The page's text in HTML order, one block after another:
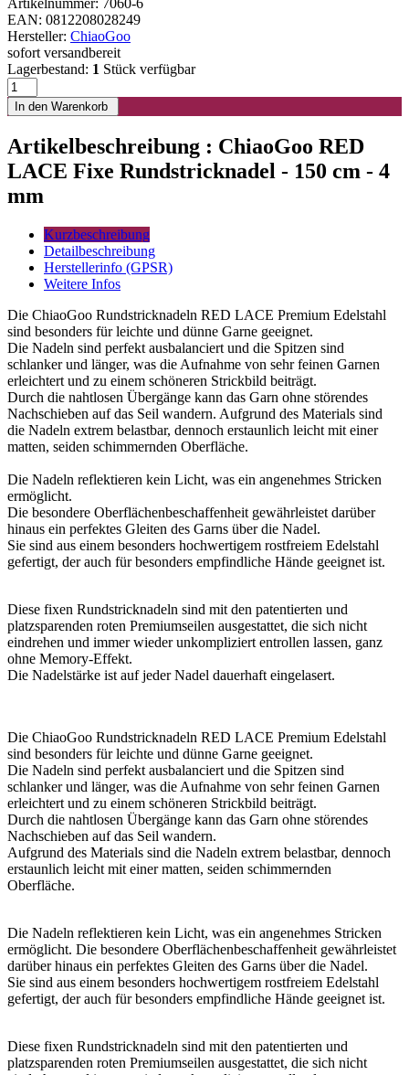
EAN: 0812208028249
Hersteller: ChiaoGoo
sofort versandbereit
Lagerbestand: 1 Stück verfügbar
Artikelbeschreibung : ChiaoGoo RED
LACE Fixe Rundstricknadel - 150 cm - 4
mm
Kurzbeschreibung
Detailbeschreibung
Herstellerinfo (GPSR)
Weitere Infos
Die ChiaoGoo Rundstricknadeln RED LACE Premium Edelstahl
sind besonders für leichte und dünne Garne geeignet.
Die Nadeln sind perfekt ausbalanciert und die Spitzen sind
schlanker und länger, was die Aufnahme von sehr feinen Garnen
erleichtert und zu einem schöneren Strickbild beiträgt.
Durch die nahtlosen Übergänge kann das Garn ohne störendes
Nachschieben auf das Seil wandern. Aufgrund des Materials sind
die Nadeln extrem belastbar, dennoch erstaunlich leicht mit einer
matten, seiden schimmernden Oberfläche.
Die Nadeln reflektieren kein Licht, was ein angenehmes Stricken
ermöglicht.
Die besondere Oberflächenbeschaffenheit gewährleistet darüber
hinaus ein perfektes Gleiten des Garns über die Nadel.
Sie sind aus einem besonders hochwertigem rostfreiem Edelstahl
gefertigt, der auch für besonders empfindliche Hände geeignet ist.
Diese fixen Rundstricknadeln sind mit den patentierten und
platzsparenden roten Premiumseilen ausgestattet, die sich nicht
eindrehen und immer wieder unkompliziert entrollen lassen, ganz
ohne Memory-Effekt.
Die Nadelstärke ist auf jeder Nadel dauerhaft eingelasert.
Die ChiaoGoo Rundstricknadeln RED LACE Premium Edelstahl
sind besonders für leichte und dünne Garne geeignet.
Die Nadeln sind perfekt ausbalanciert und die Spitzen sind
schlanker und länger, was die Aufnahme von sehr feinen Garnen
erleichtert und zu einem schöneren Strickbild beiträgt.
Durch die nahtlosen Übergänge kann das Garn ohne störendes
Nachschieben auf das Seil wandern.
Aufgrund des Materials sind die Nadeln extrem belastbar, dennoch
erstaunlich leicht mit einer matten, seiden schimmernden
Oberfläche.
Die Nadeln reflektieren kein Licht, was ein angenehmes Stricken
ermöglicht. Die besondere Oberflächenbeschaffenheit gewährleistet
darüber hinaus ein perfektes Gleiten des Garns über die Nadel.
Sie sind aus einem besonders hochwertigem rostfreiem Edelstahl
gefertigt, der auch für besonders empfindliche Hände geeignet ist.
Diese fixen Rundstricknadeln sind mit den patentierten und
platzsparenden roten Premiumseilen ausgestattet, die sich nicht